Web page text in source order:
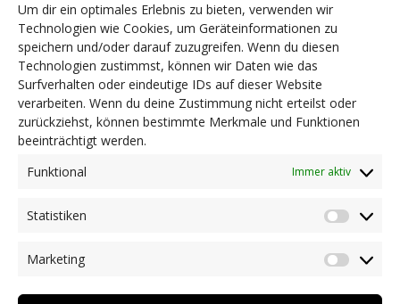
Um dir ein optimales Erlebnis zu bieten, verwenden wir
Technologien wie Cookies, um Geräteinformationen zu
speichern und/oder darauf zuzugreifen. Wenn du diesen
Technologien zustimmst, können wir Daten wie das
Surfverhalten oder eindeutige IDs auf dieser Website
verarbeiten. Wenn du deine Zustimmung nicht erteilst oder
zurückziehst, können bestimmte Merkmale und Funktionen
beeinträchtigt werden.
Funktional
Immer aktiv
Statistiken
Marketing
Mitglied werden
ACADEMY
VIDEOTHEK
NEWS
Dringlichkeitsmaßnahmen und aktuelle Informationen
Coronakrise: Hilfsangebote unserer Mitglieder
Initiativen unserer Mitglieder/Partner
DEUTSCH